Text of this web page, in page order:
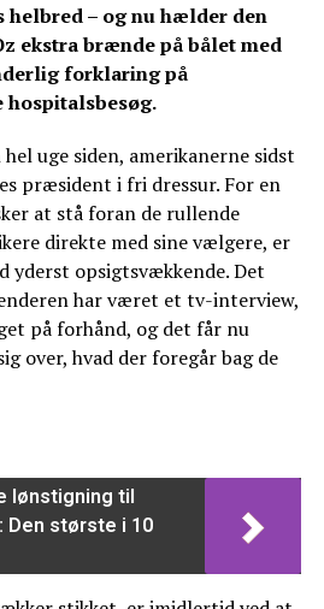
helbred – og nu hælder den
ekstra brænde på bålet med
forklaring på
uge siden, amerikanerne sidst
præsident i fri dressur. For en
at stå foran de rullende
direkte med sine vælgere, er
yderst opsigtsvækkende. Det
har været et tv-interview,
på forhånd, og det får nu
over, hvad der foregår bag de
lønstigning til
Den største i 10